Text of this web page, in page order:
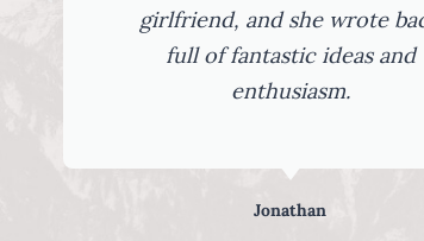
Andrea